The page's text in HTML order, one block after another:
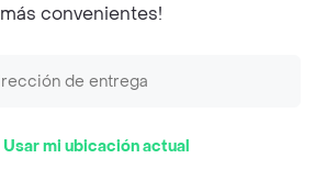
más convenientes!
Usar mi ubicación actual